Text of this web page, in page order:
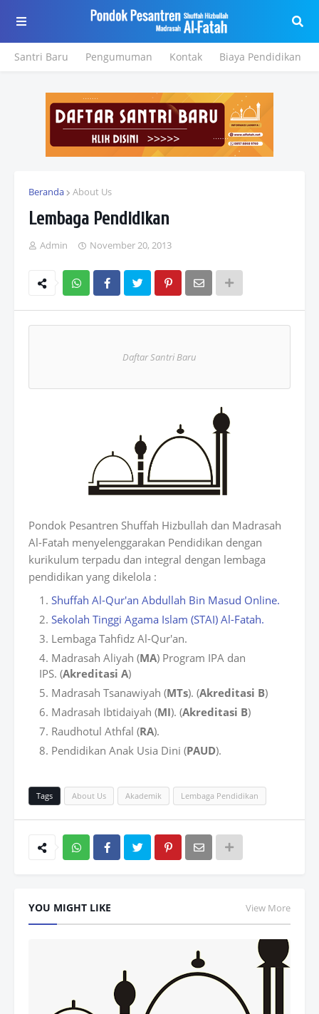
Santri Baru Pengumuman Kontak Biaya Pendidikan
Beranda About Us
Lembaga Pendidikan
Admin November 20, 2013
Wh
Daftar Santri Baru
Pondok Pesantren Shuffah Hizbullah dan Madrasah
Al-Fatah menyelenggarakan Pendidikan dengan
kurikulum terpadu dan integral dengan lembaga
pendidikan yang dikelola :
Shuffah Al-Qur'an Abdullah Bin Masud Online.
Sekolah Tinggi Agama Islam (STAI) Al-Fatah.
Lembaga Tahfidz Al-Qur'an.
Madrasah Aliyah (MA) Program IPA dan
IPS. (Akreditasi A)
Madrasah Tsanawiyah (MTs). (Akreditasi B)
Madrasah Ibtidaiyah (MI). (Akreditasi B)
Raudhotul Athfal (RA).
Pendidikan Anak Usia Dini (PAUD).
Tags About Us Akademik Lembaga Pendidikan
p
YOU MIGHT LIKE View More